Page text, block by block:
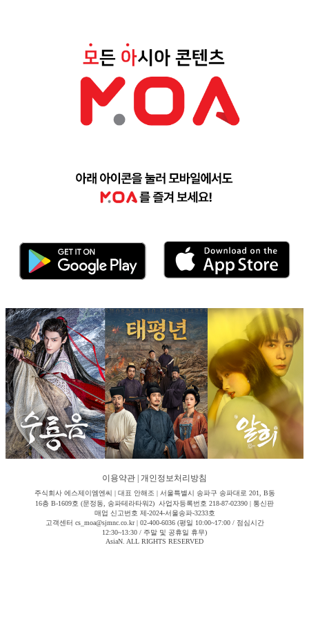
이용약관 개인정보처리방침
주식회사 에스제이엠엔씨 | 대표 안해조 | 서울특별시 송파구 송파대로 201, B동
16층 B-1609호 (문정동, 송파테라타워2) 사업자등록번호 218-87-02390 | 통신판
매업 신고번호 제-2024-서울송파-3233호
고객센터 cs_moa@sjmnc.co.kr | 02-400-6036 (평일 10:00~17:00 / 점심시간
12:30~13:30 / 주말 및 공휴일 휴무)
AsiaN. ALL RIGHTS RESERVED